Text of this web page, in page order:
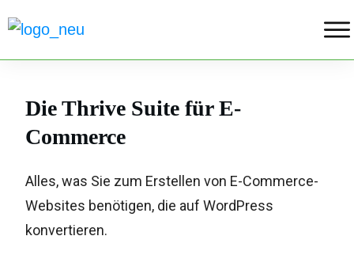
Die Thrive Suite für E-
Commerce
Alles, was Sie zum Erstellen von E-Commerce-
Websites benötigen, die auf WordPress
konvertieren.